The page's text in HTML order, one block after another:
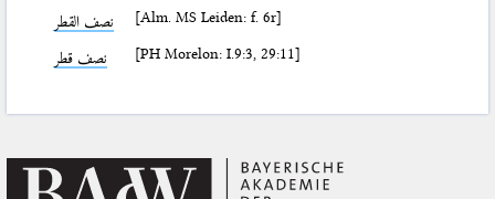
نصف القطر
[Alm. MS Leiden: f. 6r]
نصف قطر [PH Morelon: I.9:3, 29:11]